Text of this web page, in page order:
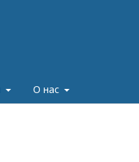
О нас